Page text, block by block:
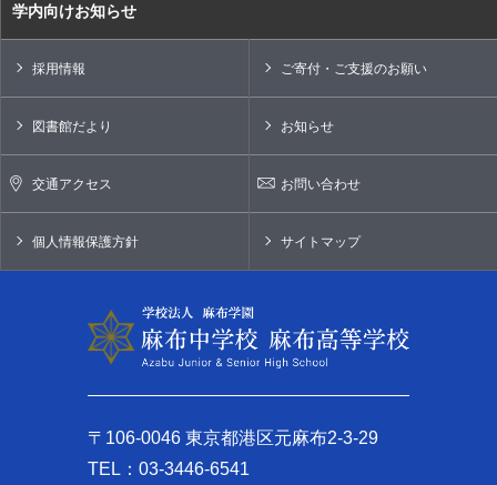
学内向けお知らせ
採用情報 ご寄付・ご支援のお願い
図書館だより お知らせ
交通アクセス お問い合わせ
個人情報保護方針 サイトマップ
〒106-0046 東京都港区元麻布2-3-29
TEL：03-3446-6541